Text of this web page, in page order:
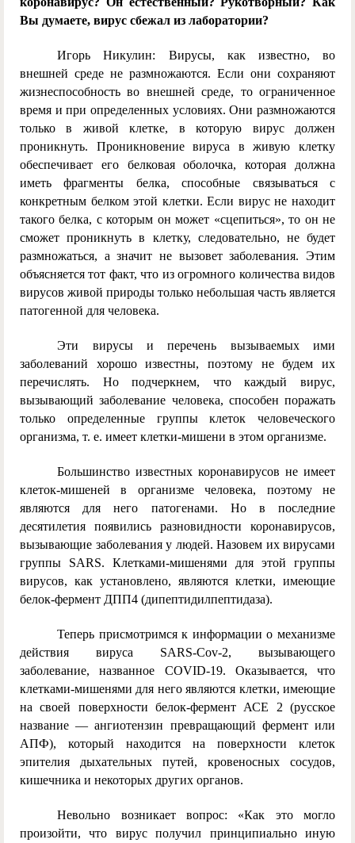
Вы думаете, вирус сбежал из лаборатории?
Игорь Никулин: Вирусы, как известно, во
внешней среде не размножаются. Если они сохраняют
жизнеспособность во внешней среде, то ограниченное
время и при определенных условиях. Они размножаются
только в живой клетке, в которую вирус должен
проникнуть. Проникновение вируса в живую клетку
обеспечивает его белковая оболочка, которая должна
иметь фрагменты белка, способные связываться с
конкретным белком этой клетки. Если вирус не находит
такого белка, с которым он может «сцепиться», то он не
сможет проникнуть в клетку, следовательно, не будет
размножаться, а значит не вызовет заболевания. Этим
объясняется тот факт, что из огромного количества видов
вирусов живой природы только небольшая часть является
патогенной для человека.
Эти вирусы и перечень вызываемых ими
заболеваний хорошо известны, поэтому не будем их
перечислять. Но подчеркнем, что каждый вирус,
вызывающий заболевание человека, способен поражать
только определенные группы клеток человеческого
организма, т. е. имеет клетки-мишени в этом организме.
Большинство известных коронавирусов не имеет
клеток-мишеней в организме человека, поэтому не
являются для него патогенами. Но в последние
десятилетия появились разновидности коронавирусов,
вызывающие заболевания у людей. Назовем их вирусами
группы SARS. Клетками-мишенями для этой группы
вирусов, как установлено, являются клетки, имеющие
белок-фермент ДПП4 (дипептидилпептидаза).
Теперь присмотримся к информации о механизме
действия вируса SARS-Cov-2, вызывающего
заболевание, названное COVID-19. Оказывается, что
клетками-мишенями для него являются клетки, имеющие
на своей поверхности белок-фермент АСЕ 2 (русское
название — ангиотензин превращающий фермент или
АПФ), который находится на поверхности клеток
эпителия дыхательных путей, кровеносных сосудов,
кишечника и некоторых других органов.
Невольно возникает вопрос: «Как это могло
произойти, что вирус получил принципиально иную